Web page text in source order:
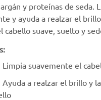
y proteínas de seda.
y ayuda a realzar el
cabello suave, suelto y
Limpia suavemente el
Ayuda a realzar el brillo y